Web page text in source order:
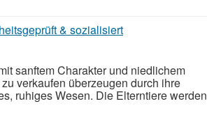
& sozialisiert
sanftem Charakter und niedlichem
verkaufen überzeugen durch ihre
ruhiges Wesen. Die Elterntiere werden